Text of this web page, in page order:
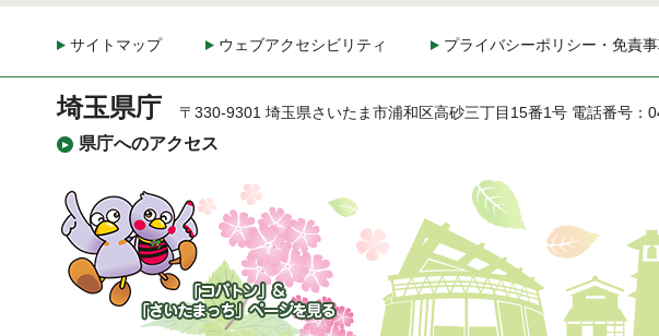
サイトマップ ウェブアクセシビリティ プライバシーポリシー・免責
埼玉県庁
県庁へのアクセス
〒330-9301 埼玉県さいたま市浦和区高砂三丁目15番1号 電話番号：
「コバトン」&「さいた
まっち」